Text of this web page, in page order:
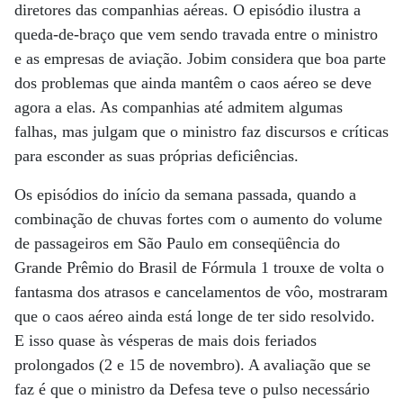
diretores das companhias aéreas. O episódio ilustra a
queda-de-braço que vem sendo travada entre o ministro
e as empresas de aviação. Jobim considera que boa parte
dos problemas que ainda mantêm o caos aéreo se deve
agora a elas. As companhias até admitem algumas
falhas, mas julgam que o ministro faz discursos e críticas
para esconder as suas próprias deficiências.
Os episódios do início da semana passada, quando a
combinação de chuvas fortes com o aumento do volume
de passageiros em São Paulo em conseqüência do
Grande Prêmio do Brasil de Fórmula 1 trouxe de volta o
fantasma dos atrasos e cancelamentos de vôo, mostraram
que o caos aéreo ainda está longe de ter sido resolvido.
E isso quase às vésperas de mais dois feriados
prolongados (2 e 15 de novembro). A avaliação que se
faz é que o ministro da Defesa teve o pulso necessário